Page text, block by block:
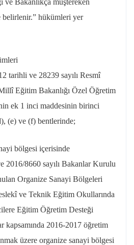
ve Bakanlıkça müştereken
belirlenir.” hükümleri yer
tarihli ve 28239 sayılı Resmî
Eğitim Bakanlığı Özel Öğretim
ek 1 inci maddesinin birinci
(e) ve (f) bentlerinde;
bölgesi içerisinde
2016/8660 sayılı Bakanlar Kurulu
Organize Sanayi Bölgeleri
ve Teknik Eğitim Okullarında
Eğitim Öğretim Desteği
kapsamında 2016-2017 öğretim
üzere organize sanayi bölgesi